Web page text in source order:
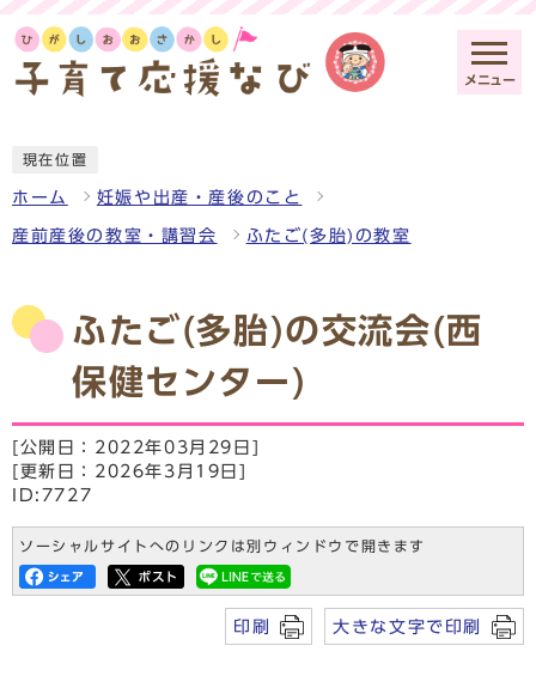
メニュー
現在位置
ホーム 妊娠や出産・産後のこと
産前産後の教室・講習会 ふたご(多胎)の教室
ふたご(多胎)の交流会(西
保健センター)
[公開日：2022年03月29日]
[更新日：2026年3月19日]
ID:7727
ソーシャルサイトへのリンクは別ウィンドウで開きます
印刷 大きな文字で印刷